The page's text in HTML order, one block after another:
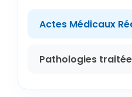
Actes Médicaux
Pathologies